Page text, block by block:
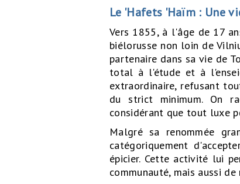
Le 'Hafets 'Haïm : Une
Vers 1855, à l'âge de 17
biélorusse non loin de
partenaire dans sa vie de
total à l'étude et à
extraordinaire, refusant
du strict minimum. On
considérant que tout luxe
Malgré sa renommée
catégoriquement
épicier. Cette activité lui
communauté, mais aussi